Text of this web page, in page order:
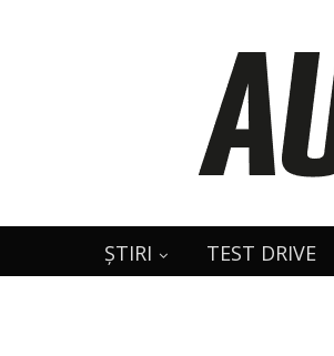
ȘTIRI TEST DRIVE